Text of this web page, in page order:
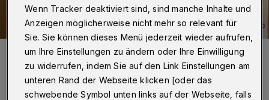
Viel Geld - alles unecht.
Foto: Polizei
Wenn Tracker deaktiviert sind, sind manche Inhalte und
Anzeigen möglicherweise nicht mehr so relevant für
Sie. Sie können dieses Menü jederzeit wieder aufrufen,
um Ihre Einstellungen zu ändern oder Ihre Einwilligung
zu widerrufen, indem Sie auf den Link Einstellungen am
unteren Rand der Webseite klicken [oder das
schwebende Symbol unten links auf der Webseite, falls